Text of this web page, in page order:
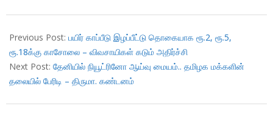
03-
24
Previous Post: பயிர் காப்பீடு இழப்பீட்டு தொகையாக ரூ.2, ரூ.5,
ரூ.18க்கு காசோலை – விவசாயிகள் கடும் அதிர்ச்சி
Next Post: தேனியில் நியூட்ரினோ ஆய்வு மையம்.. தமிழக மக்களின்
தலையில் பேரிடி – திருமா. கண்டனம்